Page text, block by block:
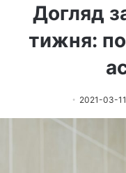
Догляд
тижня:
2021-03-11